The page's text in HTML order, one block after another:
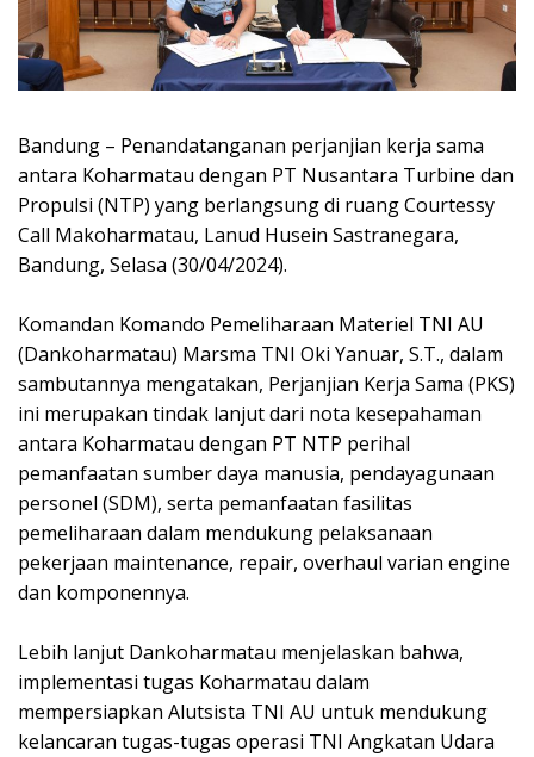
Bandung – Penandatanganan perjanjian kerja sama
antara Koharmatau dengan PT Nusantara Turbine dan
Propulsi (NTP) yang berlangsung di ruang Courtessy
Call Makoharmatau, Lanud Husein Sastranegara,
Bandung, Selasa (30/04/2024).
Komandan Komando Pemeliharaan Materiel TNI AU
(Dankoharmatau) Marsma TNI Oki Yanuar, S.T., dalam
sambutannya mengatakan, Perjanjian Kerja Sama (PKS)
ini merupakan tindak lanjut dari nota kesepahaman
antara Koharmatau dengan PT NTP perihal
pemanfaatan sumber daya manusia, pendayagunaan
personel (SDM), serta pemanfaatan fasilitas
pemeliharaan dalam mendukung pelaksanaan
pekerjaan maintenance, repair, overhaul varian engine
dan komponennya.
Lebih lanjut Dankoharmatau menjelaskan bahwa,
implementasi tugas Koharmatau dalam
mempersiapkan Alutsista TNI AU untuk mendukung
kelancaran tugas-tugas operasi TNI Angkatan Udara